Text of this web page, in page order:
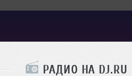
РАДИО НА DJ.RU